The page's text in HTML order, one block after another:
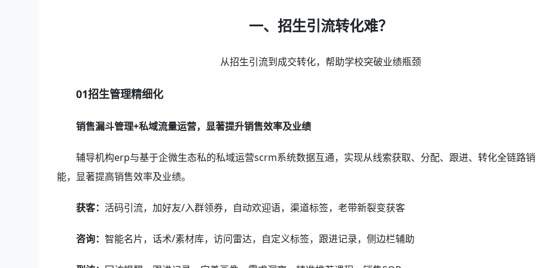
一、招生引流转化难？
从招生引流到成交转化，帮助学校突破业绩瓶颈
01招生管理精细化
销售漏斗管理+私域流量运营，显著提升销售效率及业绩
辅导机构erp与基于企微生态私的私域运营scrm系统数据互通，实现从线索获取、分配、跟进、转化全链路
能，显著提高销售效率及业绩。
获客： 活码引流，加好友/入群领券，自动欢迎语，渠道标签，老带新裂变获客
咨询： 智能名片，话术/素材库，访问雷达，自定义标签，跟进记录，侧边栏辅助